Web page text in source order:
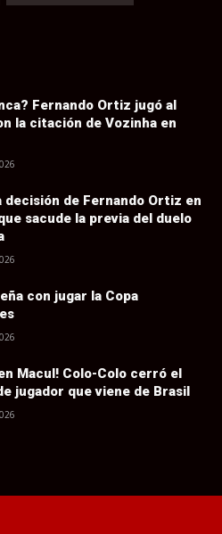
Fernando Ortiz jugó al
la citación de Vozinha en
decisión de Fernando Ortiz en
sacude la previa del duelo
con jugar la Copa
Macul! Colo-Colo cerró el
jugador que viene de Brasil